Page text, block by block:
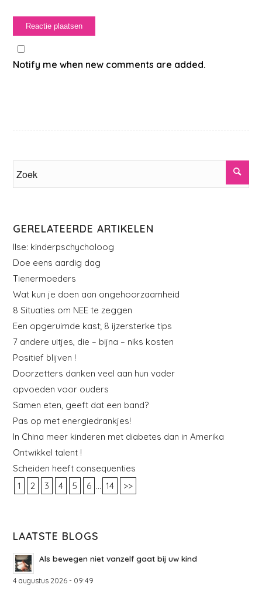
Notify me when new comments are added.
GERELATEERDE ARTIKELEN
Ilse: kinderpschycholoog
Doe eens aardig dag
Tienermoeders
Wat kun je doen aan ongehoorzaamheid
8 Situaties om NEE te zeggen
Een opgeruimde kast; 8 ijzersterke tips
7 andere uitjes, die – bijna – niks kosten
Positief blijven !
Doorzetters danken veel aan hun vader
opvoeden voor ouders
Samen eten, geeft dat een band?
Pas op met energiedrankjes!
In China meer kinderen met diabetes dan in Amerika
Ontwikkel talent !
Scheiden heeft consequenties
1
2 3 4 5 6 ... 14 >>
LAATSTE BLOGS
Als bewegen niet vanzelf gaat bij uw kind
4 augustus 2026 - 09:49